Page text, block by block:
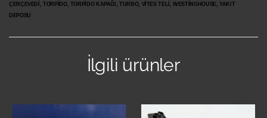
ÇERÇEVEDİ, TORPİDO, TORPİDO KAPAĞI, TURBO, VİTES TELİ, WESTİNGHOUSE, YAKIT
DEPOSU
İlgili ürünler